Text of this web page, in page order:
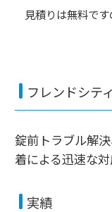
見積りは無料で
フレンドシテ
錠前トラブル解
着による迅速な対
実績